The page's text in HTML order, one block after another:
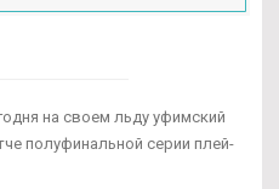
на своем льду уфимский
полуфинальной серии плей-